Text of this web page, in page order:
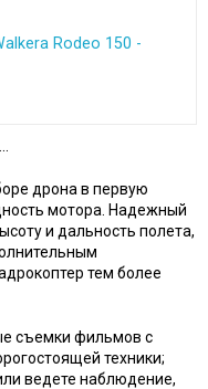
Rodeo 150 -
дрона в первую
мотора. Надежный
и дальность полета,
тем более
съемки фильмов с
техники;
ведете наблюдение,